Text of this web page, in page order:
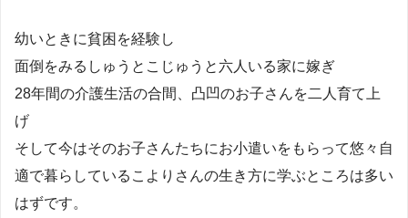
幼いときに貧困を経験し
面倒をみるしゅうとこじゅうと六人いる家に嫁ぎ
28年間の介護生活の合間、凸凹のお子さんを二人育て上
げ
そして今はそのお子さんたちにお小遣いをもらって悠々自
適で暮らしているこよりさんの生き方に学ぶところは多い
はずです。